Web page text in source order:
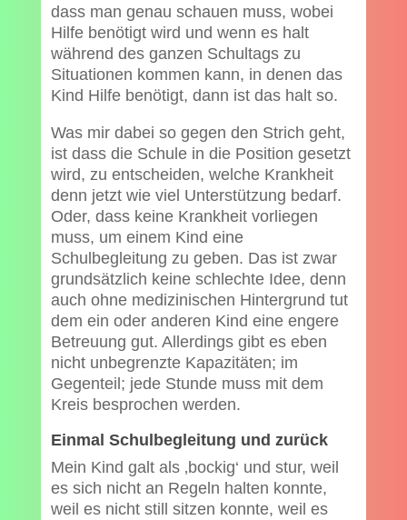
dass man genau schauen muss, wobei
Hilfe benötigt wird und wenn es halt
während des ganzen Schultags zu
Situationen kommen kann, in denen das
Kind Hilfe benötigt, dann ist das halt so.
Was mir dabei so gegen den Strich geht,
ist dass die Schule in die Position gesetzt
wird, zu entscheiden, welche Krankheit
denn jetzt wie viel Unterstützung bedarf.
Oder, dass keine Krankheit vorliegen
muss, um einem Kind eine
Schulbegleitung zu geben. Das ist zwar
grundsätzlich keine schlechte Idee, denn
auch ohne medizinischen Hintergrund tut
dem ein oder anderen Kind eine engere
Betreuung gut. Allerdings gibt es eben
nicht unbegrenzte Kapazitäten; im
Gegenteil; jede Stunde muss mit dem
Kreis besprochen werden.
Einmal Schulbegleitung und zurück
Mein Kind galt als ‚bockig‘ und stur, weil
es sich nicht an Regeln halten konnte,
weil es nicht still sitzen konnte, weil es